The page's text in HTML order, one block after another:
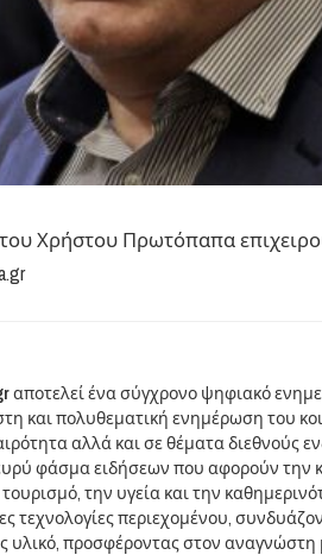
Χρήστου Πρωτόπαπα
αποτελεί ένα σύγχρονο ψηφιακό
και πολυθεματική ενημέρωση του
αλλά και σε θέματα διεθνούς
φάσμα ειδήσεων που αφορούν την
την υγεία και την
τεχνολογίες περιεχομένου,
υλικό, προσφέροντας στον